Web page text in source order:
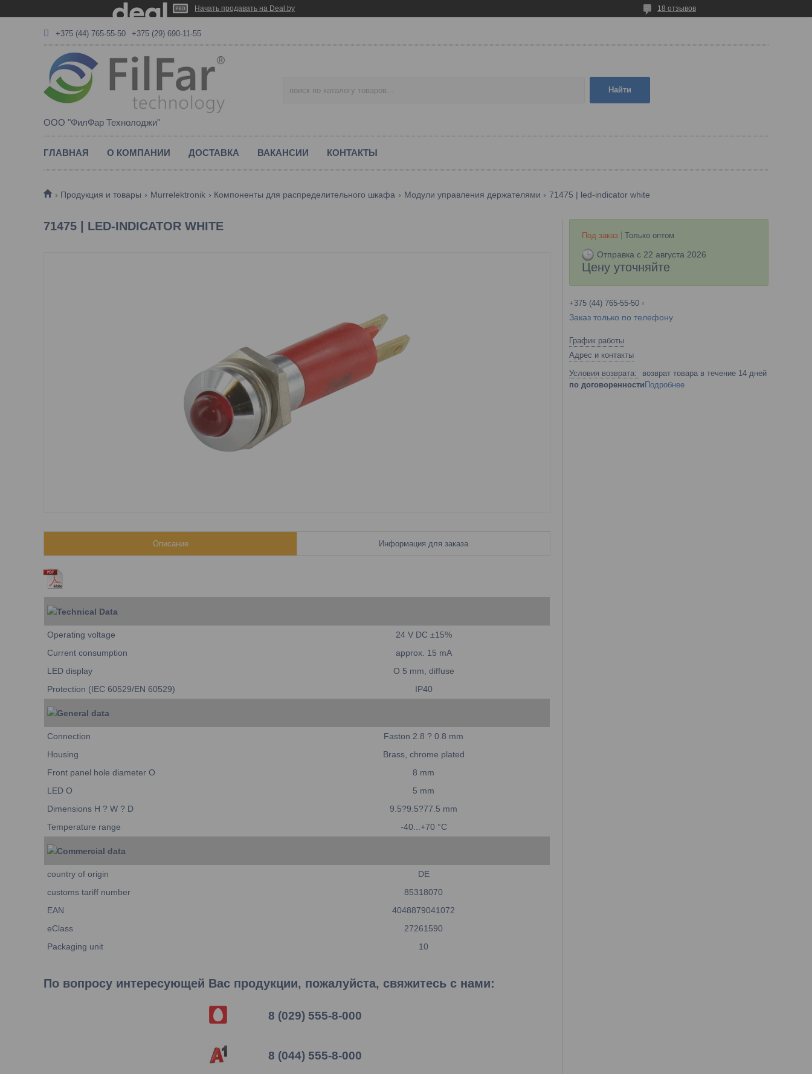
Начать продавать на Deal.by 18 отзывов
+375 (44) 765-55-50 +375 (29) 690-11-55
ООО "ФилФар Технолоджи"
Найти
ГЛАВНАЯ О КОМПАНИИ ДОСТАВКА ВАКАНСИИ КОНТАКТЫ
Продукция и товары Murrelektronik Компоненты для распределительного шкафа Модули управления держателями 71475 | led-indicator white
71475 | LED-INDICATOR WHITE
Описание Информация для заказа
Technical Data
Operating voltage
24 V DC ±15%
Current consumption
approx. 15 mA
LED display
O 5 mm, diffuse
Protection (IEC 60529/EN 60529)
IP40
General data
Connection
Faston 2.8 ? 0.8 mm
Housing
Brass, chrome plated
Front panel hole diameter O
8 mm
LED O
5 mm
Dimensions H ? W ? D
9.5?9.5?77.5 mm
Temperature range
-40...+70 °C
Commercial data
country of origin
DE
customs tariff number
85318070
EAN
4048879041072
eClass
27261590
Packaging unit
10
По вопросу интересующей Вас продукции, пожалуйста, свяжитесь с нами:
8 (029) 555-8-000
8 (044) 555-8-000
Под заказ Только оптом
Отправка с 22 августа 2026
Цену уточняйте
+375 (44) 765-55-50
Заказ только по телефону
График работы
Адрес и контакты
возврат товара в течение 14 дней
по договоренности Подробнее